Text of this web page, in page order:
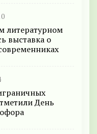
литературном
выставка о
День